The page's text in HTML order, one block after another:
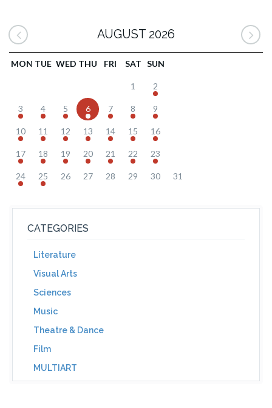
AUGUST 2026
MON TUE WED THU FRI SAT SUN
1 2
3 4 5 6 7 8 9
10 11 12 13 14 15 16
17 18 19 20 21 22 23
24 25 26 27 28 29 30 31
CATEGORIES
Literature
Visual Arts
Sciences
Music
Theatre & Dance
Film
MULTIART